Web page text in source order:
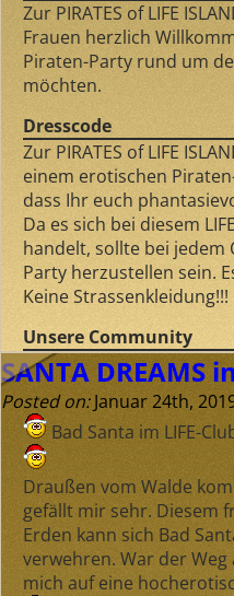
Zur PIRATES of LIFE
Frauen herzlich
Piraten-Party rund um
möchten.
Dresscode
Zur PIRATES of LIFE
einem erotischen
dass Ihr euch
Da es sich bei diesem
handelt, sollte bei jedem
Party herzustellen sein.
Keine Strassenkleidung!!!
Unsere Community
SANTA DREAMS
Posted on:Januar 24th,
Bad Santa im LIFE-
Draußen vom Walde
gefällt mir sehr. Diesem
Erden kann sich Bad
verwehren. War der
mich auf eine